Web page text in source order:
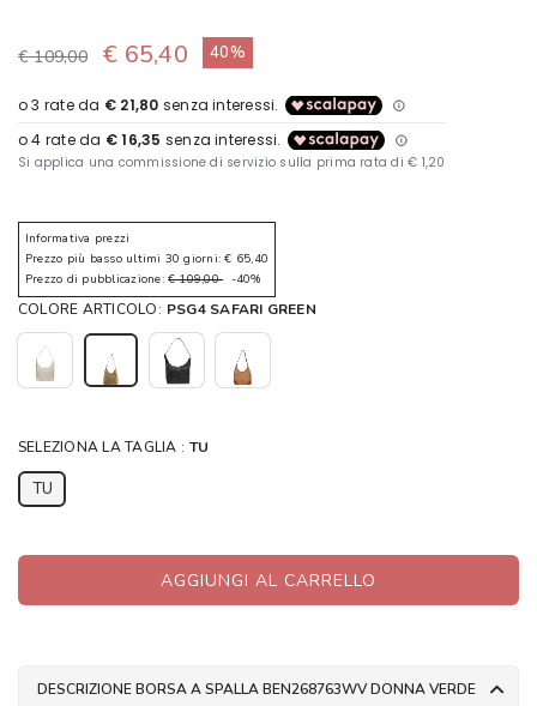
€ 109,00 € 65,40 40%
Informativa prezzi
Prezzo più basso ultimi 30 giorni: € 65,40
Prezzo di pubblicazione: € 109,00-40%
COLORE ARTICOLO: PSG4 SAFARI GREEN
SELEZIONA LA TAGLIA : TU
TU
AGGIUNGI AL CARRELLO
DESCRIZIONE BORSA A SPALLA BEN268763WV DONNA VERDE